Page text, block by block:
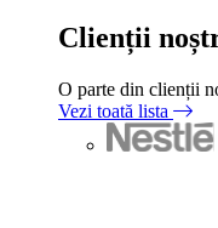
Clienții
O parte din clienții
Vezi toată lista